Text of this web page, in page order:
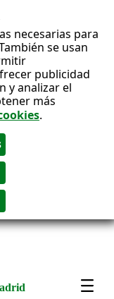
necesarias para
se usan
publicidad
y analizar el
más
.